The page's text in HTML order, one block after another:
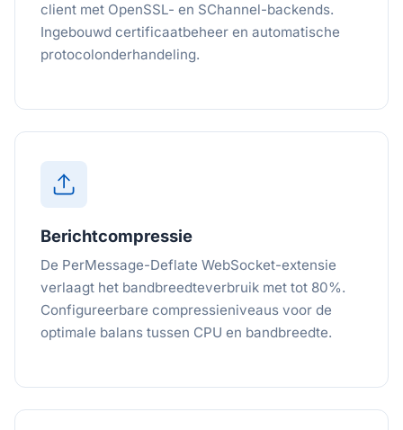
client met OpenSSL- en SChannel-backends.
Ingebouwd certificaatbeheer en automatische
protocolonderhandeling.
Berichtcompressie
De PerMessage-Deflate WebSocket-extensie
verlaagt het bandbreedteverbruik met tot 80%.
Configureerbare compressieniveaus voor de
optimale balans tussen CPU en bandbreedte.